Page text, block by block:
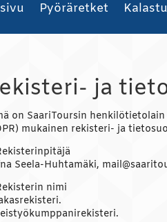
Pyöräretket
ja
on SaariToursin
mukainen rekisteri- ja
Seela-Huhtamäki,
nimi